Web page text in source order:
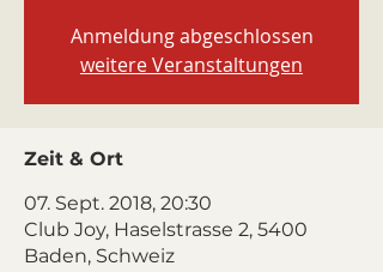
Anmeldung abgeschlossen
weitere Veranstaltungen
Zeit & Ort
07. Sept. 2018, 20:30
Club Joy, Haselstrasse 2, 5400
Baden, Schweiz